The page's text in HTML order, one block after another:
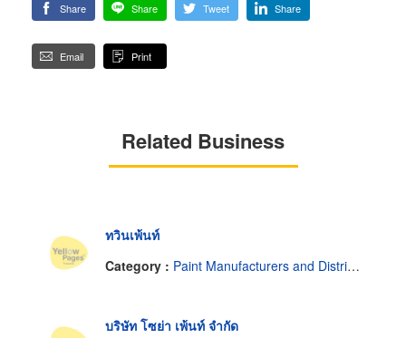
Share Share Tweet Share
Email Print
Related Business
ทวินเพ้นท์
Category : Paint Manufacturers and Distributors
บริษัท โซย่า เพ้นท์ จำกัด